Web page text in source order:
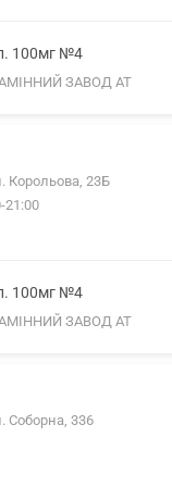
100мг №4
ЗАВОД АТ
Корольова, 23Б
21:00
100мг №4
ЗАВОД АТ
Соборна, 336